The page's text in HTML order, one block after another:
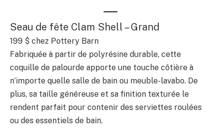
Seau de fête Clam Shell – Grand
199 $ chez Pottery Barn
Fabriquée à partir de polyrésine durable, cette
coquille de palourde apporte une touche côtière à
n’importe quelle salle de bain ou meuble-lavabo. De
plus, sa taille généreuse et sa finition texturée le
rendent parfait pour contenir des serviettes roulées
ou des essentiels de bain.